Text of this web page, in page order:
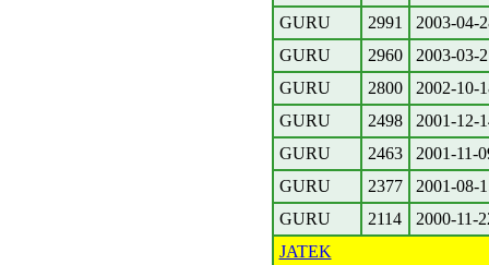
GURU
2991
2003-04-
GURU
2960
2003-03-
GURU
2800
2002-10-
GURU
2498
2001-12-
GURU
2463
2001-11-
GURU
2377
2001-08-
GURU
2114
2000-11-
JATEK